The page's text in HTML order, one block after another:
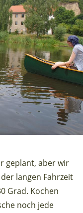
geplant, aber wir
langen Fahrzeit
Grad. Kochen
noch jede